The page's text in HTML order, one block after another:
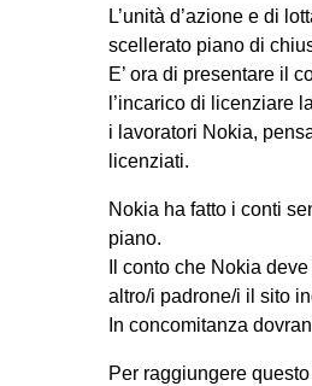
L’unità d’azione e di
scellerato piano di
E’ ora di presentare il
l’incarico di licenziare
i lavoratori Nokia,
licenziati.
Nokia ha fatto i conti
piano.
Il conto che Nokia
altro/i padrone/i il sito
In concomitanza
Per raggiungere